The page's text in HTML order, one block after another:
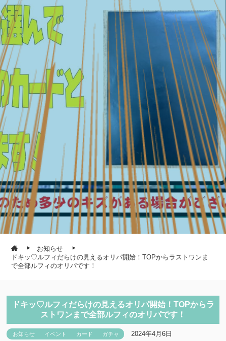
お知らせ
ドキッ♡ルフィだらけの見えるオリパ開始！TOPからラストワンま
で全部ルフィのオリパです！
ドキッ♡ルフィだらけの見えるオリパ開始！TOPからラ
ストワンまで全部ルフィのオリパです！
お知らせ イベント カード ガチャ 2024年4月6日